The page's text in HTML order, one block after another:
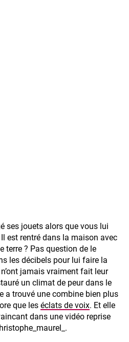
ses jouets alors que vous lui
est rentré dans la maison avec
terre ? Pas question de le
les décibels pour lui faire la
jamais vraiment fait leur
un climat de peur dans le
a trouvé une combine bien plus
que les éclats de voix. Et elle
dans une vidéo reprise